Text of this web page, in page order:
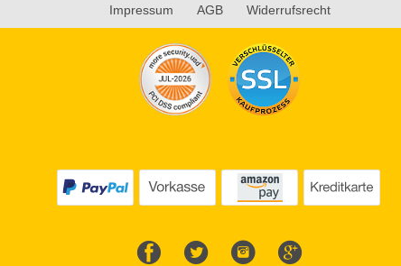
Impressum AGB Widerrufsrecht